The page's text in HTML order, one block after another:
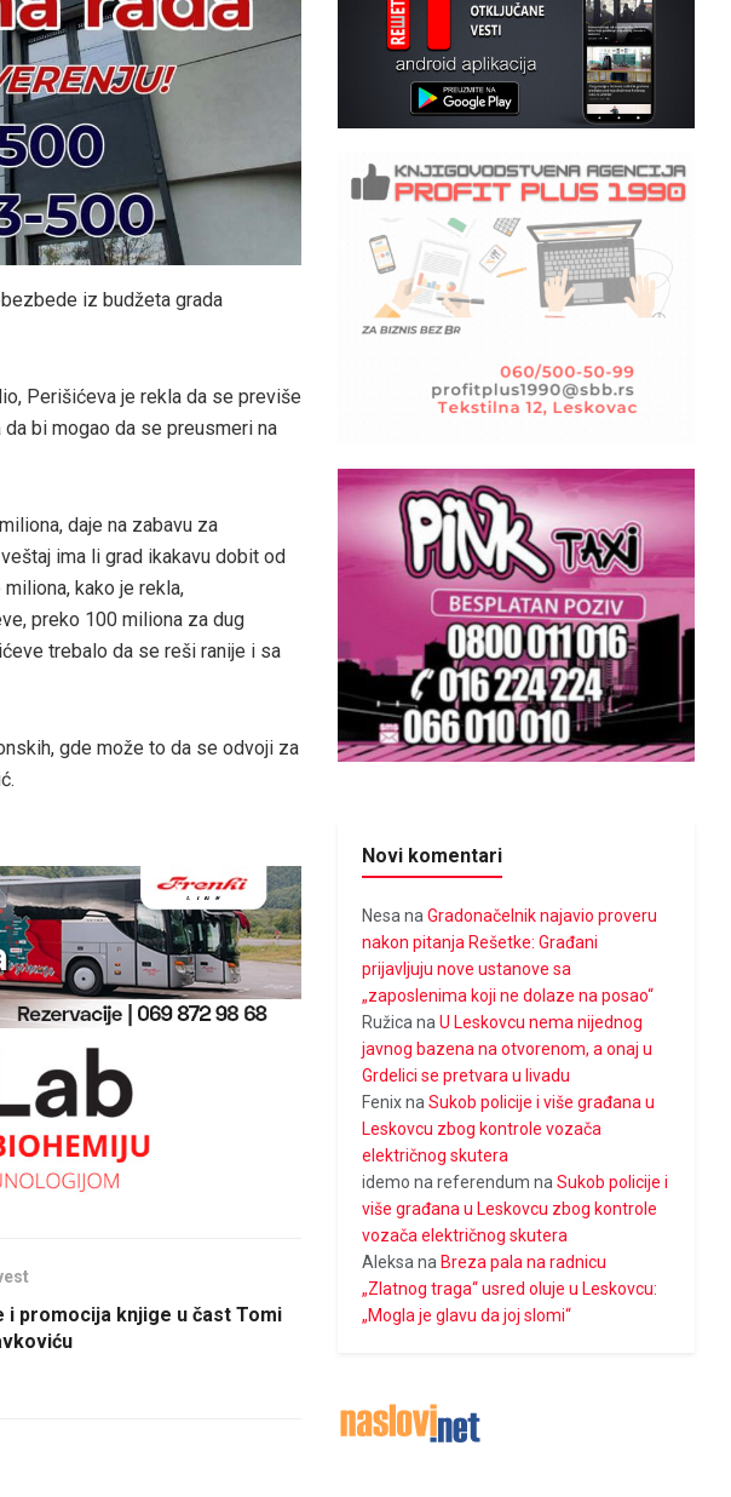
iz budžeta grada
Perišićeva je rekla da se previše
bi mogao da se preusmeri na
daje na zabavu za
ima li grad ikakavu dobit od
kako je rekla,
preko 100 miliona za dug
trebalo da se reši ranije i sa
gde može to da se odvoji za
i promocija knjige u čast Tomi
Novi komentari
Nesa naGradonačelnik najavio proveru
nakon pitanja Rešetke: Građani
prijavljuju nove ustanove sa
„zaposlenima koji ne dolaze na posao“
Ružica naU Leskovcu nema nijednog
javnog bazena na otvorenom, a onaj u
Grdelici se pretvara u livadu
FenixnaSukob policije i više građana u
Leskovcu zbog kontrole vozača
električnog skutera
idemo na referendum naSukob policije i
više građana u Leskovcu zbog kontrole
vozača električnog skutera
Aleksa na Breza pala na radnicu
„Zlatnog traga“ usred oluje u Leskovcu:
„Mogla je glavu da joj slomi“